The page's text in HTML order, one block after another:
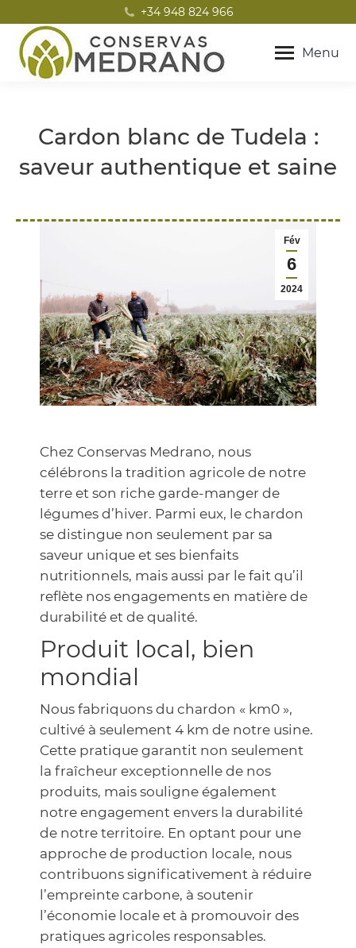
+34 948 824 966
Menu
Cardon blanc de Tudela :
saveur authentique et saine
Fév
6
2024
Chez Conservas Medrano, nous
célébrons la tradition agricole de notre
terre et son riche garde-manger de
légumes d’hiver. Parmi eux, le chardon
se distingue non seulement par sa
saveur unique et ses bienfaits
nutritionnels, mais aussi par le fait qu’il
reflète nos engagements en matière de
durabilité et de qualité.
Produit local, bien
mondial
Nous fabriquons du chardon « km0 »,
cultivé à seulement 4 km de notre usine.
Cette pratique garantit non seulement
la fraîcheur exceptionnelle de nos
produits, mais souligne également
notre engagement envers la durabilité
de notre territoire. En optant pour une
approche de production locale, nous
contribuons significativement à réduire
l’empreinte carbone, à soutenir
l’économie locale et à promouvoir des
pratiques agricoles responsables.